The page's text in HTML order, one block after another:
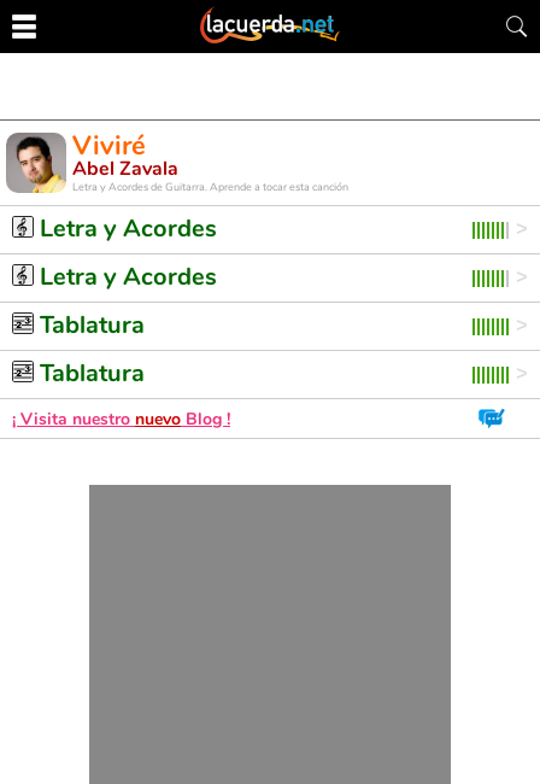
Viviré
Abel Zavala
Letra y Acordes de Guitarra. Aprende a tocar esta canción
Letra y Acordes
Letra y Acordes
Tablatura
Tablatura
¡ Visita nuestro nuevo Blog !